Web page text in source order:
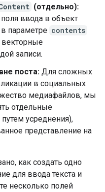
(отдельно):
ввода в объект
параметре contents
записи.
поста: Для сложных
в социальных
медиафайлов, мы
отдельные
усреднения),
представление на
как создать одно
для ввода текста и
несколько полей